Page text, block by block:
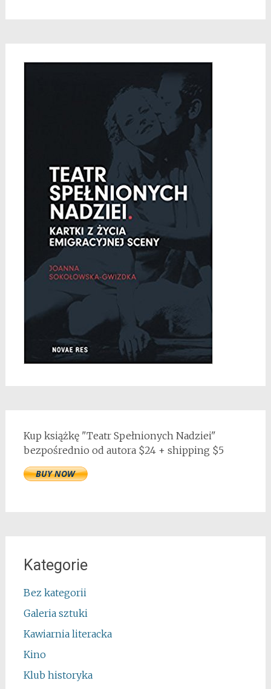
Kup książkę "Teatr Spełnionych Nadziei"
bezpośrednio od autora $24 + shipping $5
Kategorie
Bez kategorii
Galeria sztuki
Kawiarnia literacka
Kino
Klub historyka